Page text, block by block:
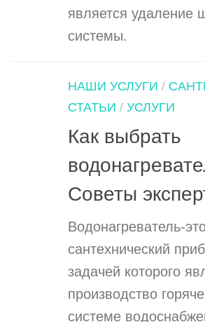
является удаление
системы.
НАШИ УСЛУГИ /
СТАТЬИ / УСЛУГИ
Как выбрать
Советы
Водонагреватель-
сантехнический
задачей которого
производство
системе